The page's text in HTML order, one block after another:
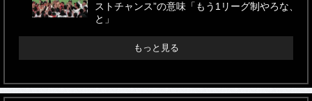
ストチャンス”の意味「もう1リーグ制やろな、
と」
もっと見る